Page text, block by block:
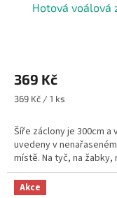
Hotová voálová
369 Kč
Měrná
369 Kč / 1 ks
Šíře záclony je 300cm a
uvedeny v
místě. Na tyč, na žabky,
Akce